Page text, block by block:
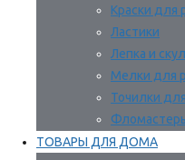
Краски для
Ластики
Лепка и
Мелки для
Точилки
ТОВАРЫ ДЛЯ ДОМА